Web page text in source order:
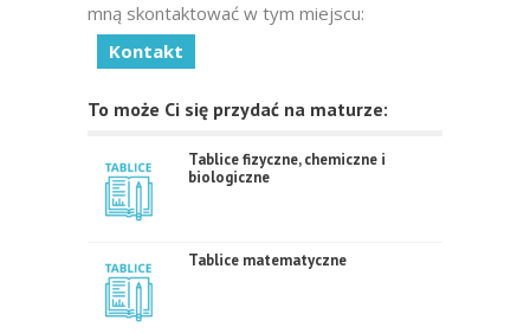
mną skontaktować w tym miejscu:
Kontakt
To może Ci się przydać na maturze:
Tablice fizyczne, chemiczne i
biologiczne
Tablice matematyczne